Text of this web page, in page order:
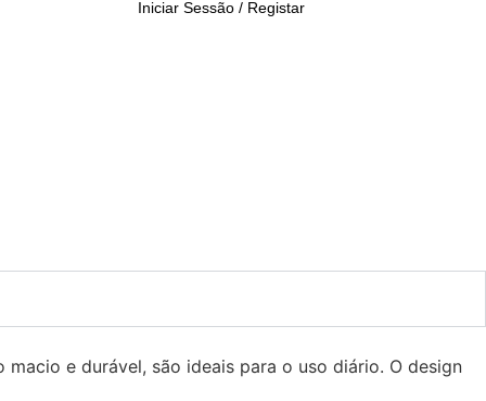
Iniciar Sessão / Registar
e durável, são ideais para o uso diário. O design